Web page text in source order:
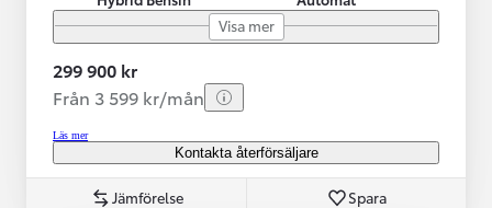
Visa mer
299 900 kr
Från 3 599 kr/mån
Läs mer
Kontakta återförsäljare
Jämförelse Spara